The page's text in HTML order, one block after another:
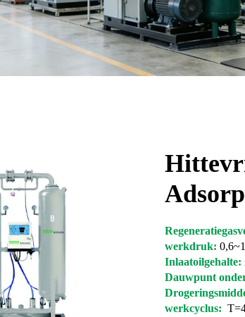
werkdruk:
Inlaatoilgehalte:
Dauwpunt
werkcyclus: